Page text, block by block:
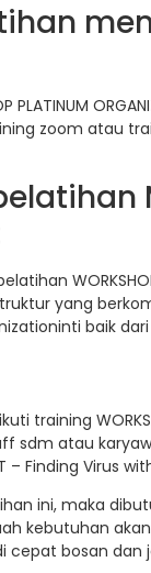
PLATINUM
zoom atau
WORKSHOP
yang
baik
training
sdm atau
– Finding Virus
ini, maka
kebutuhan
bosan dan